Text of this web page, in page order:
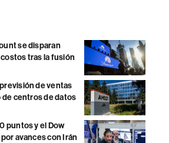
se disparan
tras la fusión
de ventas
de centros de datos
puntos y el Dow
avances con Irán